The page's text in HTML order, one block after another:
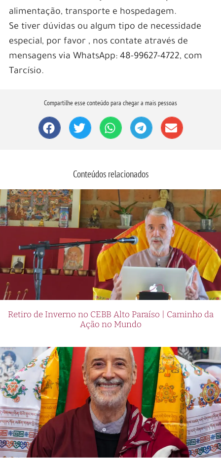
alimentação, transporte e hospedagem.
Se tiver dúvidas ou algum tipo de necessidade
especial, por favor , nos contate através de
mensagens via WhatsApp: 48-99627-4722, com
Tarcísio.
Compartilhe esse conteúdo para chegar a mais pessoas
Conteúdos relacionados
Retiro de Inverno no CEBB Alto Paraíso | Caminho da
Ação no Mundo